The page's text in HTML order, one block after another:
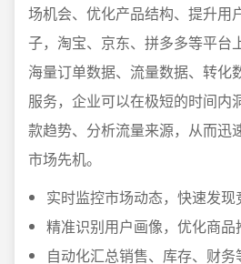
场机会、优化产品结构、提升用
子，淘宝、京东、拼多多等平台
海量订单数据、流量数据、转化
服务，企业可以在极短的时间内
款趋势、分析流量来源，从而迅
市场先机。
实时监控市场动态，快速发
精准识别用户画像，优化商品
自动化汇总销售、库存、财